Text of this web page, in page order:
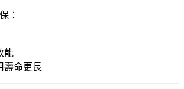
：
能
壽命更長